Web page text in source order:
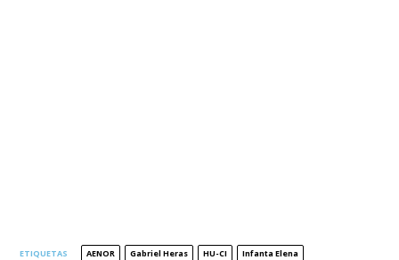
ETIQUETAS AENOR Gabriel Heras HU-CI
Infanta Elena